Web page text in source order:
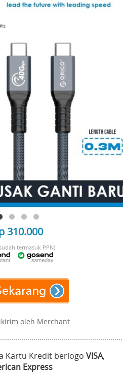
310.000
termasuk PPN)
oleh Merchant
Kartu Kredit berlogo VISA,
Express